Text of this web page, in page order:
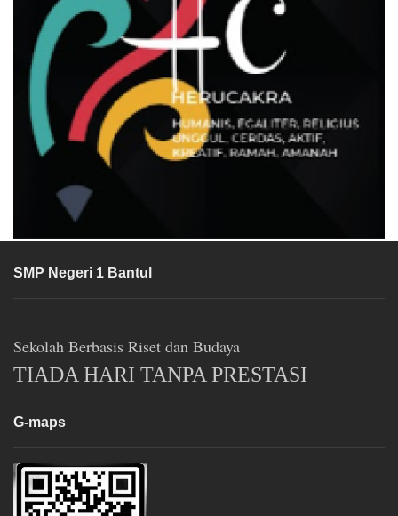
SMP Negeri 1 Bantul
Sekolah Berbasis Riset dan Budaya
TIADA HARI TANPA PRESTASI
G-maps